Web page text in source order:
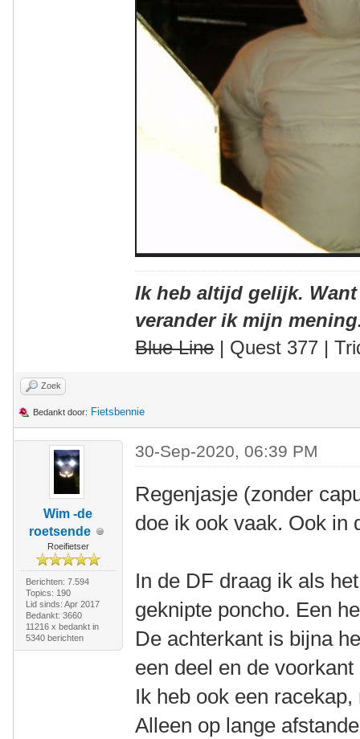
Ik heb altijd gelijk.
verander ik mijn
Blue Line| Quest 377 |
Zoek
Bedankt door: Fietsbennie
Wim -de
roetsende
Roeifietser
Berichten: 7.594
Topics: 190
Lid sinds: Apr 2017
Bedankt: 3660
11216 x bedankt in
5340 berichten
30-Sep-2020, 06:39 PM
Regenjasje (zonder
doe ik ook vaak. Ook in
In de DF draag ik als
geknipte poncho. Een
De achterkant is bijna
een deel en de
Ik heb ook een
Alleen op lange